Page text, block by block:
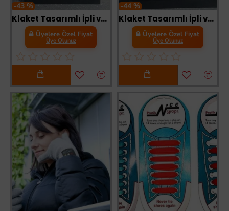
-43 %
Klaket Tasarımlı İpli ve Mandallı Fotoğraf Çerçevesi No: 1
Üyelere Özel Fiyat
Üye Olunuz
-44 %
Klaket Tasarımlı İpli ve Mandallı Fotoğraf Çerçevesi No: 2
Üyelere Özel Fiyat
Üye Olunuz